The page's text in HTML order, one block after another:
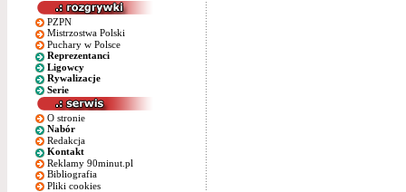
PZPN
Mistrzostwa Polski
Puchary w Polsce
Reprezentanci
Ligowcy
Rywalizacje
Serie
O stronie
Nabór
Redakcja
Kontakt
Reklamy 90minut.pl
Bibliografia
Pliki cookies